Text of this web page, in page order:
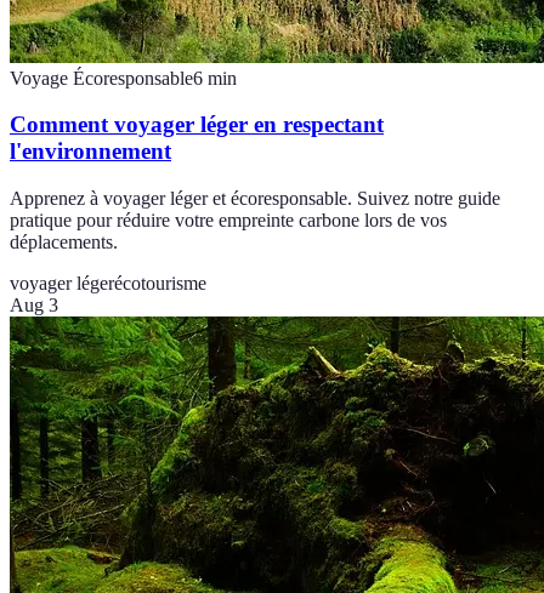
Voyage Écoresponsable6 min
Comment voyager léger en respectant
l'environnement
Apprenez à voyager léger et écoresponsable. Suivez notre guide
pratique pour réduire votre empreinte carbone lors de vos
déplacements.
voyager légerécotourisme
Aug 3